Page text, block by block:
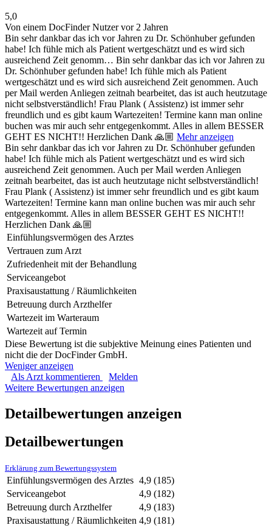
5,0
Von einem DocFinder Nutzervor 2 Jahren
Bin sehr dankbar das ich vor Jahren zu Dr. Schönhuber gefunden
habe! Ich fühle mich als Patient wertgeschätzt und es wird sich
ausreichend Zeit genomm… Bin sehr dankbar das ich vor Jahren zu
Dr. Schönhuber gefunden habe! Ich fühle mich als Patient
wertgeschätzt und es wird sich ausreichend Zeit genommen. Auch
per Mail werden Anliegen zeitnah bearbeitet, das ist auch heutzutage
nicht selbstverständlich! Frau Plank ( Assistenz) ist immer sehr
freundlich und es gibt kaum Wartezeiten! Termine kann man online
buchen was mir auch sehr entgegenkommt. Alles in allem BESSER
GEHT ES NICHT!! Herzlichen Dank 🙏🏼 Mehr anzeigen
Bin sehr dankbar das ich vor Jahren zu Dr. Schönhuber gefunden
habe! Ich fühle mich als Patient wertgeschätzt und es wird sich
ausreichend Zeit genommen. Auch per Mail werden Anliegen
zeitnah bearbeitet, das ist auch heutzutage nicht selbstverständlich!
Frau Plank ( Assistenz) ist immer sehr freundlich und es gibt kaum
Wartezeiten! Termine kann man online buchen was mir auch sehr
entgegenkommt. Alles in allem BESSER GEHT ES NICHT!!
Herzlichen Dank 🙏🏼
Einfühlungsvermögen des Arztes
Vertrauen zum Arzt
Zufriedenheit mit der Behandlung
Serviceangebot
Praxisaustattung / Räumlichkeiten
Betreuung durch Arzthelfer
Wartezeit im Warteraum
Wartezeit auf Termin
Diese Bewertung ist die subjektive Meinung eines Patienten und
nicht die der DocFinder GmbH.
Weniger anzeigen
Als Arzt kommentieren
Melden
Weitere Bewertungen anzeigen
Detailbewertungen anzeigen
Detailbewertungen
Erklärung zum Bewertungssystem
Einfühlungsvermögen des Arztes 4,9 (185)
Serviceangebot
4,9 (182)
Betreuung durch Arzthelfer
4,9 (183)
Praxisaustattung / Räumlichkeiten 4,9 (181)